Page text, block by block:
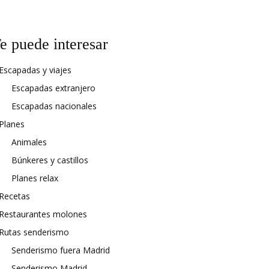
puede interesar
y viajes
Escapadas extranjero
Escapadas nacionales
Animales
Búnkeres y castillos
Planes relax
molones
senderismo
Senderismo fuera Madrid